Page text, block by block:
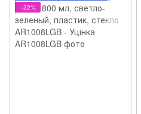
−22%